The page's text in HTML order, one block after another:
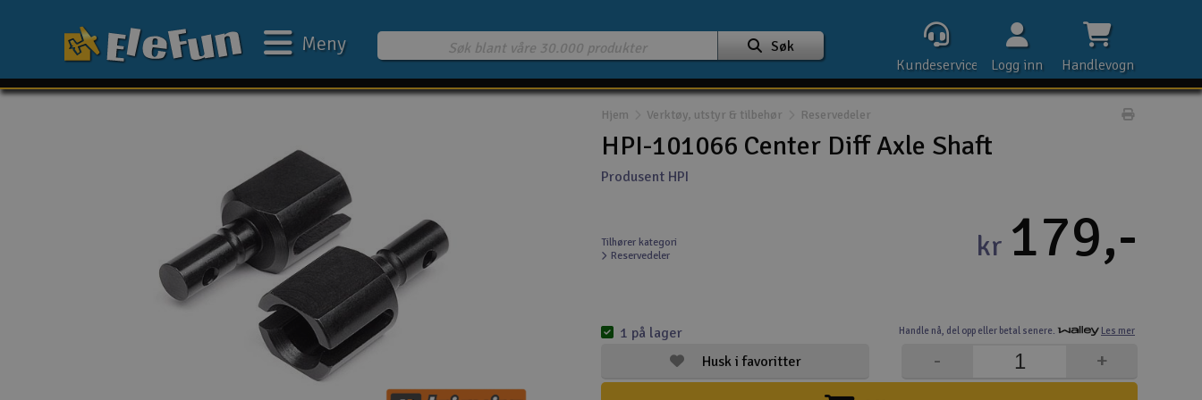
Batteri & ladere
Søk
Meny
Handlevogn
Logg inn
Kundeservice
Hjem Verktøy, utstyr & tilbehør Reservedeler
HPI-101066 Center Diff Axle Shaft
Produsent HPI
Tilhører kategori
Reservedeler
Handle nå, del opp eller betal senere. Les mer
kr 179,-
+
-
Husk i favoritter
1 på lager